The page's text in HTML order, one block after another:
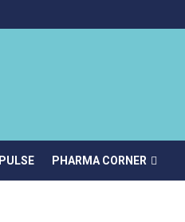
PULSE PHARMA CORNER